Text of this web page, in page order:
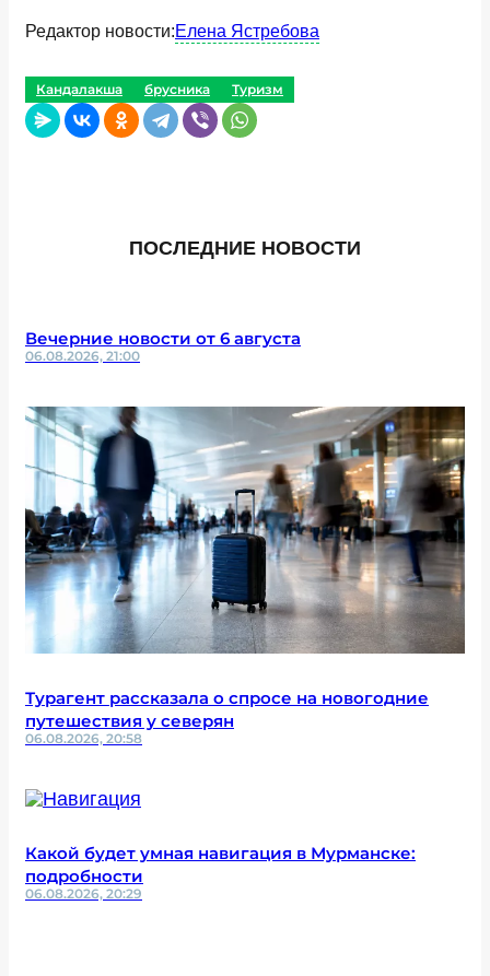
Редактор новости:Елена Ястребова
Кандалакша брусника Туризм
ПОСЛЕДНИЕ НОВОСТИ
Вечерние новости от 6 августа
06.08.2026, 21:00
Турагент рассказала о спросе на новогодние
путешествия у северян
06.08.2026, 20:58
Какой будет умная навигация в Мурманске:
подробности
06.08.2026, 20:29